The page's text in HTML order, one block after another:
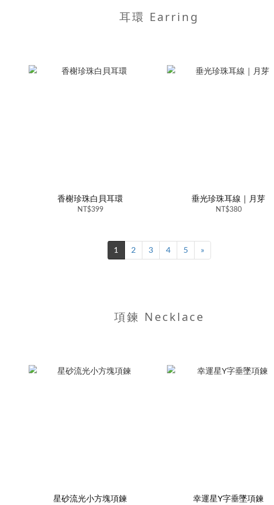
耳環 Earring
香榭珍珠白貝耳環
NT$399
垂光珍珠耳線｜月芽
NT$380
1 2 3 4 5 »
項鍊 Necklace
星砂流光小方塊項鍊 幸運星Y字垂墜項鍊